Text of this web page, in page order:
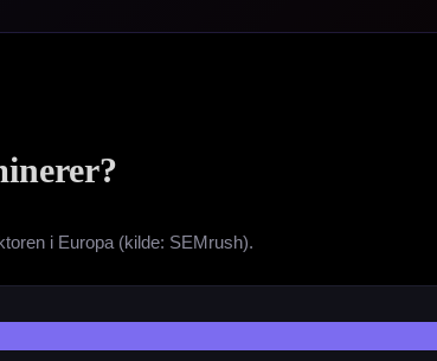
i Europa (kilde: SEMrush).